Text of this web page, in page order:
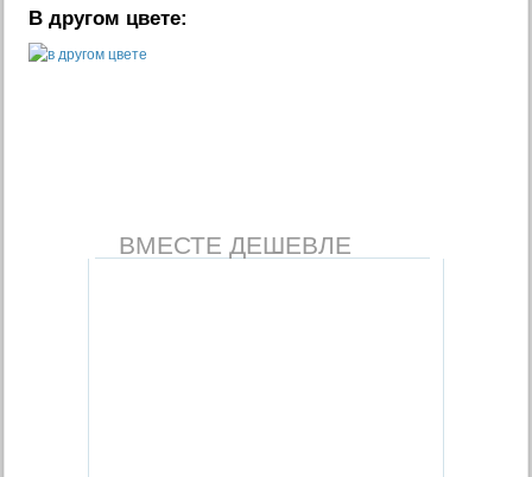
В другом цвете:
ВМЕСТЕ ДЕШЕВЛЕ